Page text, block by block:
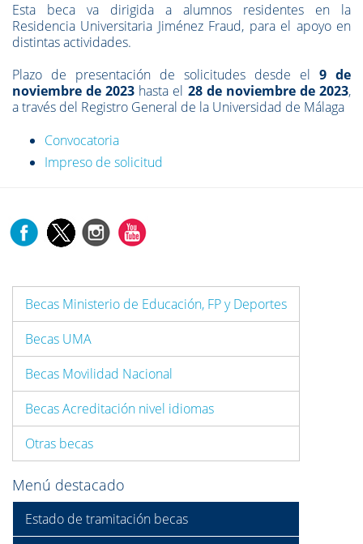
Esta beca va dirigida a alumnos residentes en la
Residencia Universitaria Jiménez Fraud, para el apoyo en
distintas actividades.
Plazo de presentación de solicitudes desde el 9 de
noviembre de 2023 hasta el 28 de noviembre de 2023,
a través del Registro General de la Universidad de Málaga
Convocatoria
Impreso de solicitud
Becas Ministerio de Educación, FP y Deportes
Becas UMA
Becas Movilidad Nacional
Becas Acreditación nivel idiomas
Otras becas
Menú destacado
Estado de tramitación becas